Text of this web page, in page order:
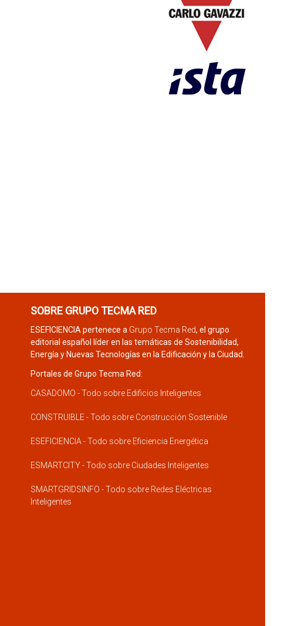
SOBRE GRUPO TECMA RED
ESEFICIENCIA pertenece a Grupo Tecma Red, el grupo
editorial español líder en las temáticas de Sostenibilidad,
Energía y Nuevas Tecnologías en la Edificación y la Ciudad.
Portales de Grupo Tecma Red:
CASADOMO - Todo sobre Edificios Inteligentes
CONSTRUIBLE - Todo sobre Construcción Sostenible
ESEFICIENCIA - Todo sobre Eficiencia Energética
ESMARTCITY - Todo sobre Ciudades Inteligentes
SMARTGRIDSINFO - Todo sobre Redes Eléctricas
Inteligentes